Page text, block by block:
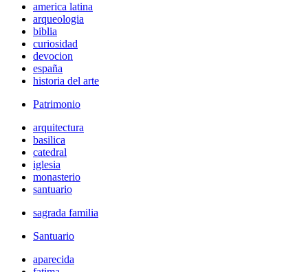
america latina
arqueologia
biblia
curiosidad
devocion
españa
historia del arte
Patrimonio
arquitectura
basilica
catedral
iglesia
monasterio
santuario
sagrada familia
Santuario
aparecida